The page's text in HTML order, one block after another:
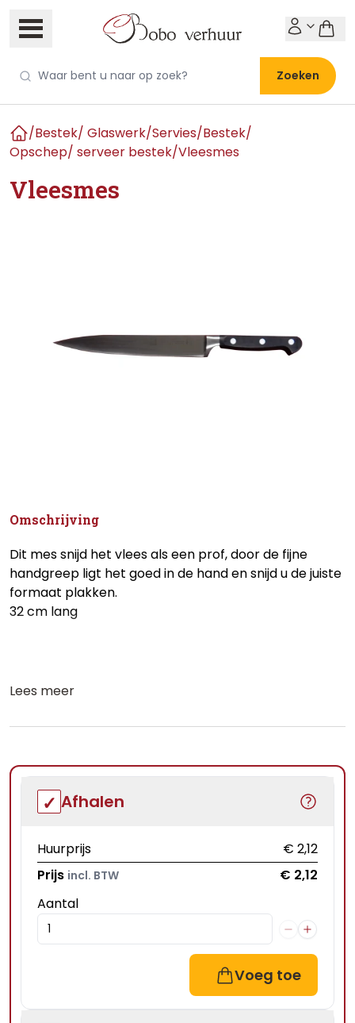
Zoeken
Home
/Bestek/ Glaswerk/Servies/Bestek/
Opschep/ serveer bestek/Vleesmes
Vleesmes
Omschrijving
Dit mes snijd het vlees als een prof, door de fijne
handgreep ligt het goed in de hand en snijd u de juiste
formaat plakken.
32 cm lang
Lees meer
Afhalen
Huurprijs
€ 2,12
Prijs incl. BTW
€ 2,12
Aantal
Voeg toe